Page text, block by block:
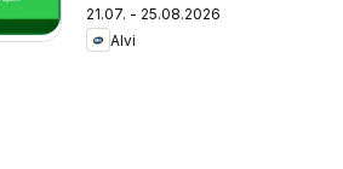
21.07. - 25.08.2026
Alvi